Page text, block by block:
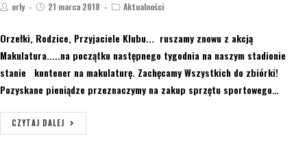
orly 21 marca 2018 Aktualności
Orzełki, Rodzice, Przyjaciele Klubu... ruszamy znowu z akcją
Makulatura.....na początku następnego tygodnia na naszym stadionie
stanie kontener na makulaturę. Zachęcamy Wszystkich do zbiórki!
Pozyskane pieniądze przeznaczymy na zakup sprzętu sportowego…
CZYTAJ DALEJ